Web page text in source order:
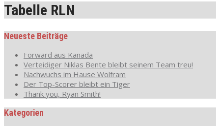
Tabelle RLN
Neueste Beiträge
Forward aus Kanada
Verteidiger Niklas Bente bleibt seinem Team treu!
Nachwuchs im Hause Wolfram
Der Top-Scorer bleibt ein Tiger
Thank you, Ryan Smith!
Kategorien